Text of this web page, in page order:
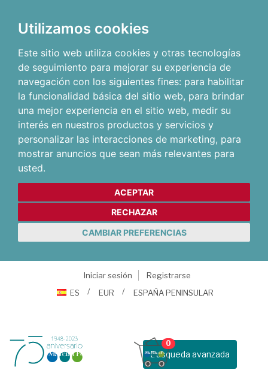
Utilizamos cookies
Este sitio web utiliza cookies y otras tecnologías
de seguimiento para mejorar su experiencia de
navegación con los siguientes fines: para habilitar
la funcionalidad básica del sitio web, para brindar
una mejor experiencia en el sitio web, medir su
interés en nuestros productos y servicios y
personalizar las interacciones de marketing, para
mostrar anuncios que sean más relevantes para
usted.
ACEPTAR
RECHAZAR
CAMBIAR PREFERENCIAS
Iniciar sesión
Registrarse
ES
EUR ESPAÑA PENINSULAR
Busqueda avanzada
0